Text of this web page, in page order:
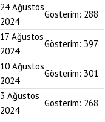
24 Ağustos
2024
Gösterim: 288
17 Ağustos
2024
Gösterim: 397
10 Ağustos
2024
Gösterim: 301
3 Ağustos
2024
Gösterim: 268